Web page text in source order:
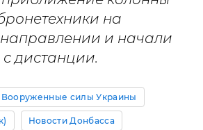
на
и начали
с дистанции.
Вооруженные силы Украины
Новости Донбасса